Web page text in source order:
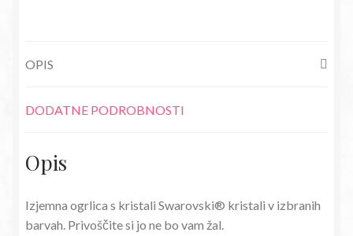
OPIS
DODATNE PODROBNOSTI
Opis
Izjemna ogrlica s kristali Swarovski® kristali v izbranih
barvah. Privoščite si jo ne bo vam žal.